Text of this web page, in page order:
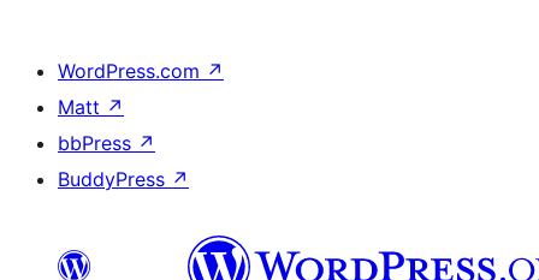
WordPress.com ↗
Matt ↗
bbPress ↗
BuddyPress ↗